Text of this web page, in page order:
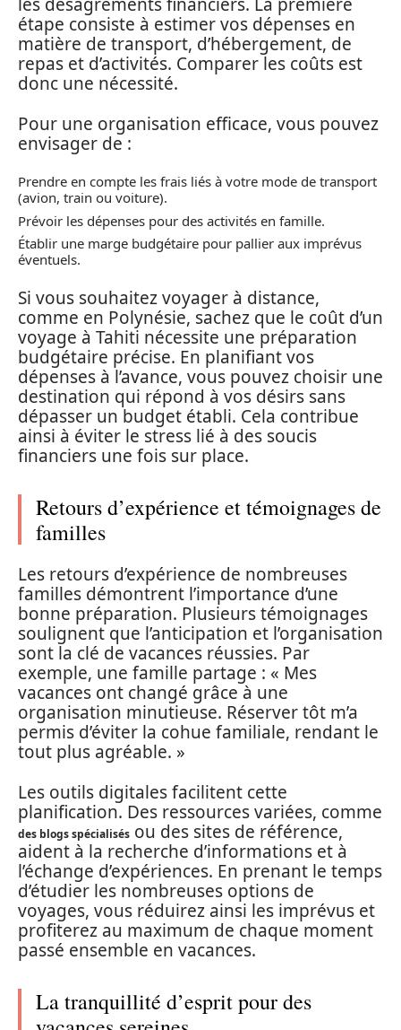
étape consiste à estimer vos dépenses en
matière de transport, d’hébergement, de
repas et d’activités. Comparer les coûts est
donc une nécessité.
Pour une organisation efficace, vous pouvez
envisager de :
Prendre en compte les frais liés à votre mode de transport
(avion, train ou voiture).
Prévoir les dépenses pour des activités en famille.
Établir une marge budgétaire pour pallier aux imprévus
éventuels.
Si vous souhaitez voyager à distance,
comme en Polynésie, sachez que le coût d’un
voyage à Tahiti nécessite une préparation
budgétaire précise. En planifiant vos
dépenses à l’avance, vous pouvez choisir une
destination qui répond à vos désirs sans
dépasser un budget établi. Cela contribue
ainsi à éviter le stress lié à des soucis
financiers une fois sur place.
Retours d’expérience et témoignages de
familles
Les retours d’expérience de nombreuses
familles démontrent l’importance d’une
bonne préparation. Plusieurs témoignages
soulignent que l’anticipation et l’organisation
sont la clé de vacances réussies. Par
exemple, une famille partage : « Mes
vacances ont changé grâce à une
organisation minutieuse. Réserver tôt m’a
permis d’éviter la cohue familiale, rendant le
tout plus agréable. »
Les outils digitales facilitent cette
planification. Des ressources variées, comme
des blogs spécialisés ou des sites de référence,
aident à la recherche d’informations et à
l’échange d’expériences. En prenant le temps
d’étudier les nombreuses options de
voyages, vous réduirez ainsi les imprévus et
profiterez au maximum de chaque moment
passé ensemble en vacances.
La tranquillité d’esprit pour des